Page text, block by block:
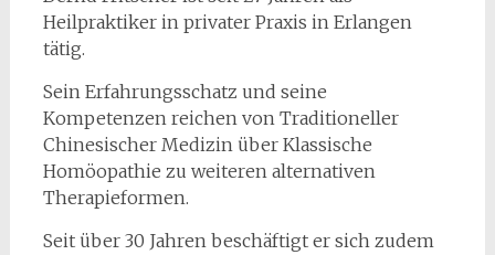
Heilpraktiker in privater Praxis in Erlangen
tätig.
Sein Erfahrungsschatz und seine
Kompetenzen reichen von Traditioneller
Chinesischer Medizin über Klassische
Homöopathie zu weiteren alternativen
Therapieformen.
Seit über 30 Jahren beschäftigt er sich zudem